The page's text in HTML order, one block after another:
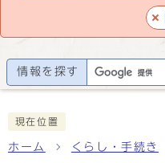
情報を探す
現在位置
ホーム くらし・手続き